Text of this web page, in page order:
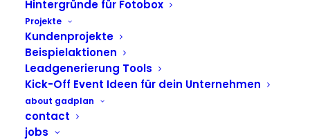
Hintergründe für Fotobox
Projekte
Kundenprojekte
Beispielaktionen
Leadgenerierung Tools
Kick-Off Event Ideen für dein Unternehmen
about gadplan
contact
jobs
Mirrorbooth für
Calzedonia zur Store-
Eröffnung im
Überseequartier